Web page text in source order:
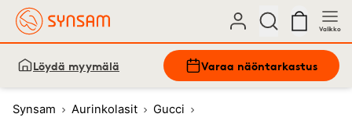
Valikko
Löydä myymälä Varaa näöntarkastus
Synsam Aurinkolasit
Gucci